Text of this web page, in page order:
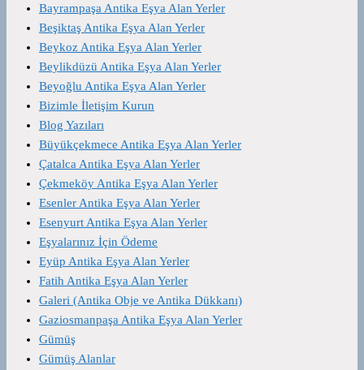
Bayrampaşa Antika Eşya Alan Yerler
Beşiktaş Antika Eşya Alan Yerler
Beykoz Antika Eşya Alan Yerler
Beylikdüzü Antika Eşya Alan Yerler
Beyoğlu Antika Eşya Alan Yerler
Bizimle İletişim Kurun
Blog Yazıları
Büyükçekmece Antika Eşya Alan Yerler
Çatalca Antika Eşya Alan Yerler
Çekmeköy Antika Eşya Alan Yerler
Esenler Antika Eşya Alan Yerler
Esenyurt Antika Eşya Alan Yerler
Eşyalarınız İçin Ödeme
Eyüp Antika Eşya Alan Yerler
Fatih Antika Eşya Alan Yerler
Galeri (Antika Obje ve Antika Dükkanı)
Gaziosmanpaşa Antika Eşya Alan Yerler
Gümüş
Gümüş Alanlar